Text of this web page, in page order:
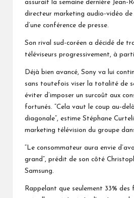
assurait la semaine dernière Jean-
directeur marketing audio-vidéo de
d’une conférence de presse.
Son rival sud-coréen a décidé de
téléviseurs progressivement, à
Déjà bien avancé, Sony va lui
sans toutefois viser la totalité de
éviter d’imposer un surcoût aux
fortunés. “Cela vaut le coup au-
diagonale”, estime Stéphane
marketing télévision du groupe
“Le consommateur aura envie
grand”, prédit de son côté
Samsung.
Rappelant que seulement 33%